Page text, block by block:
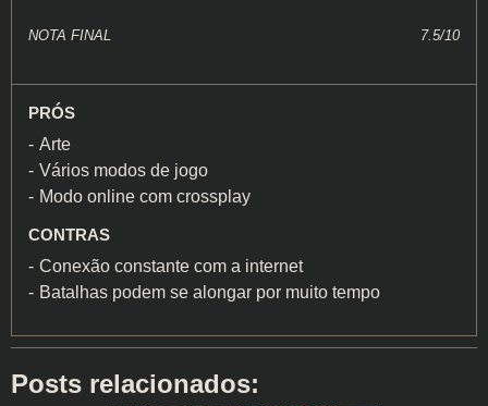
NOTA FINAL 7.5/10
PRÓS
Arte
Vários modos de jogo
Modo online com crossplay
CONTRAS
Conexão constante com a internet
Batalhas podem se alongar por muito tempo
Posts relacionados: